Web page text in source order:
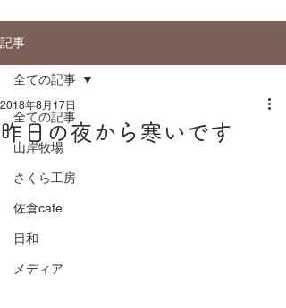
記事
全ての記事
山岸牧場
さくら工房
佐倉cafe
日和
メディア
全ての記事
昨日の夜から寒いです
2018年8月17日